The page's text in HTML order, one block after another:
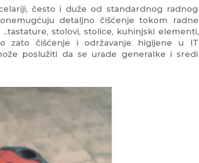
često i duže od standardnog radnog
detaljno čišćenje tokom radne
stolovi, stolice, kuhinjski elementi,
zato čišćenje i održavanje higijene u IT
poslužiti da se urade generalke i sredi